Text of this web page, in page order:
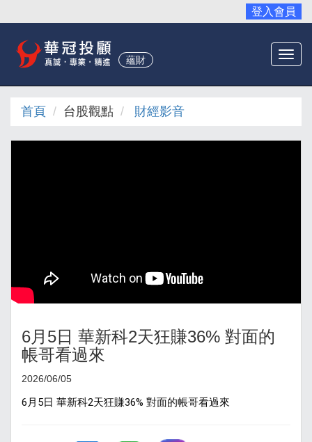
登入會員
蘊財
首頁 台股觀點 財經影音
6月5日 華新科2天狂賺36% 對面的
帳哥看過來
2026/06/05
6月5日 華新科2天狂賺36% 對面的帳哥看過來